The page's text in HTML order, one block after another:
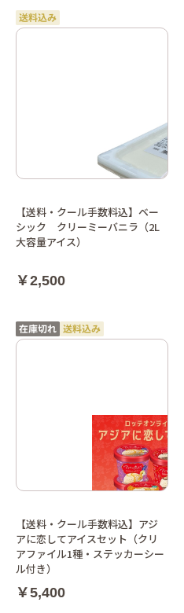
【送料・クール手数料込】ベー
シック クリーミーバニラ（2L
大容量アイス）
￥2,500
【送料・クール手数料込】アジ
アに恋してアイスセット（クリ
アファイル1種・ステッカーシー
ル付き）
￥5,400